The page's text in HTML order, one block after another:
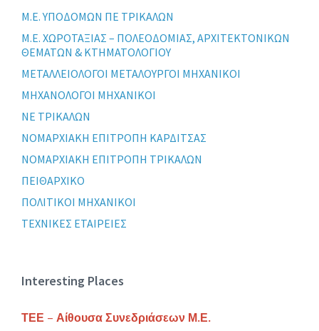
Μ.Ε. ΥΠΟΔΟΜΩΝ ΠΕ ΤΡΙΚΑΛΩΝ
Μ.Ε. ΧΩΡΟΤΑΞΙΑΣ – ΠΟΛΕΟΔΟΜΙΑΣ, ΑΡΧΙΤΕΚΤΟΝΙΚΩΝ
ΘΕΜΑΤΩΝ & ΚΤΗΜΑΤΟΛΟΓΙΟΥ
ΜΕΤΑΛΛΕΙΟΛΟΓΟΙ ΜΕΤΑΛΟΥΡΓΟΙ ΜΗΧΑΝΙΚΟΙ
ΜΗΧΑΝΟΛΟΓΟΙ ΜΗΧΑΝΙΚΟΙ
ΝΕ ΤΡΙΚΑΛΩΝ
ΝΟΜΑΡΧΙΑΚΗ ΕΠΙΤΡΟΠΗ ΚΑΡΔΙΤΣΑΣ
ΝΟΜΑΡΧΙΑΚΗ ΕΠΙΤΡΟΠΗ ΤΡΙΚΑΛΩΝ
ΠΕΙΘΑΡΧΙΚΟ
ΠΟΛΙΤΙΚΟΙ ΜΗΧΑΝΙΚΟΙ
ΤΕΧΝΙΚΕΣ ΕΤΑΙΡΕΙΕΣ
Interesting Places
ΤΕΕ – Αίθουσα Συνεδριάσεων Μ.Ε.